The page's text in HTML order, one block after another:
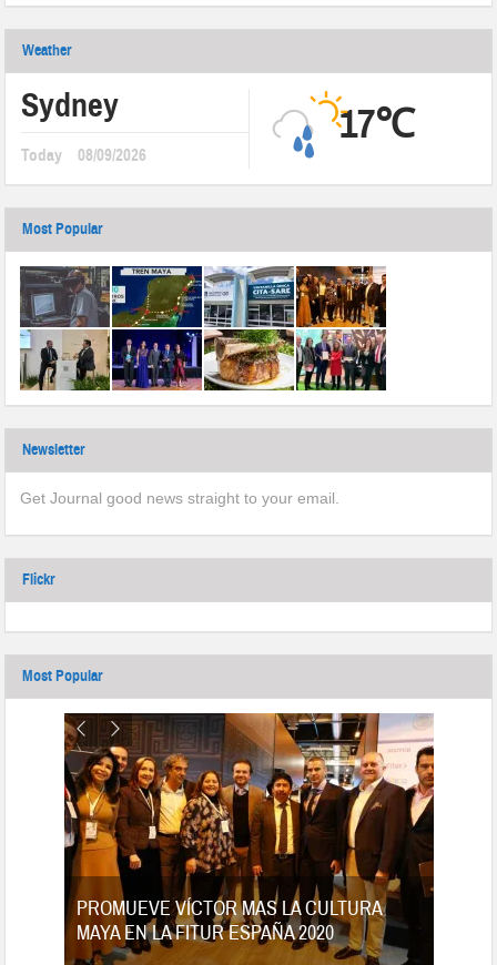
Weather
Sydney
Today 08/09/2026
17℃
Most Popular
Newsletter
Get Journal good news straight to your email.
Flickr
Most Popular
PROMUEVE VÍCTOR MAS LA CULTURA
MAYA EN LA FITUR ESPAÑA 2020